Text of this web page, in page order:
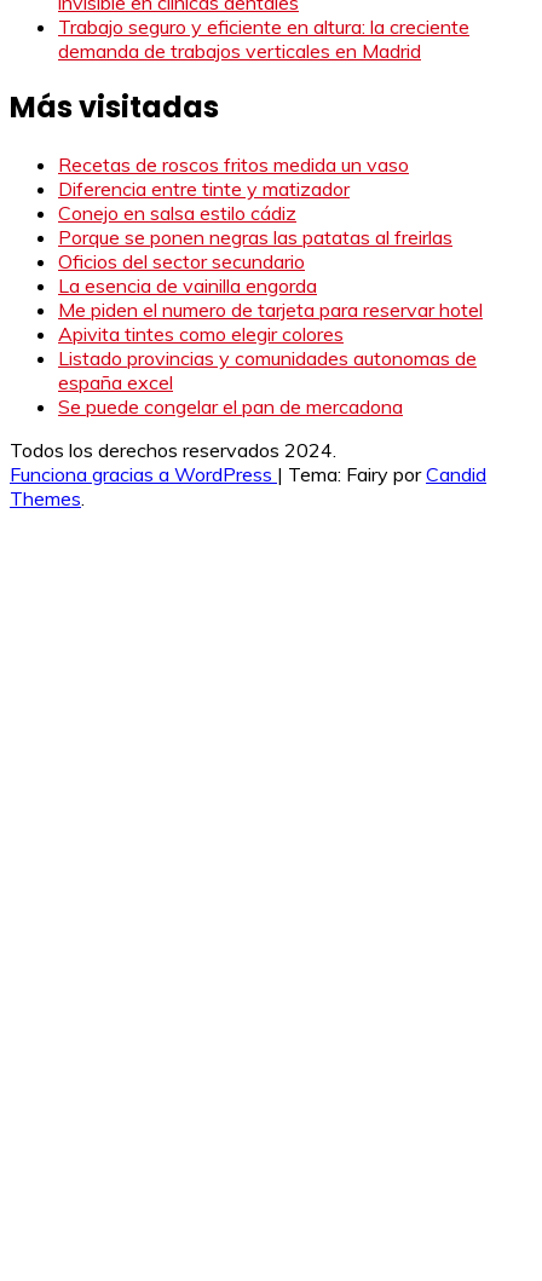
Trabajo seguro y eficiente en altura: la creciente
demanda de trabajos verticales en Madrid
Más visitadas
Recetas de roscos fritos medida un vaso
Diferencia entre tinte y matizador
Conejo en salsa estilo cádiz
Porque se ponen negras las patatas al freirlas
Oficios del sector secundario
La esencia de vainilla engorda
Me piden el numero de tarjeta para reservar hotel
Apivita tintes como elegir colores
Listado provincias y comunidades autonomas de
españa excel
Se puede congelar el pan de mercadona
Todos los derechos reservados 2024.
Funciona gracias a WordPress | Tema: Fairy porCandid
Themes.